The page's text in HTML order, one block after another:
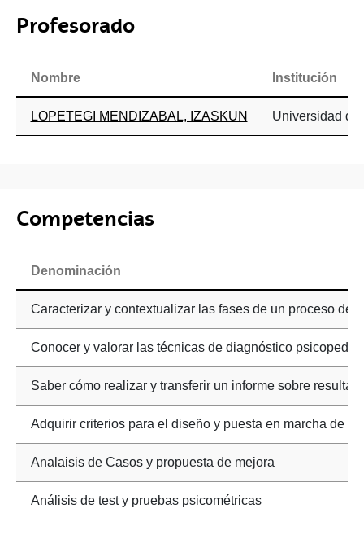
Profesorado
Nombre Institución
LOPETEGI MENDIZABAL, IZASKUN Universidad
Competencias
Denominación
Caracterizar y contextualizar las fases de un proceso de
Conocer y valorar las técnicas de diagnóstico
Saber cómo realizar y transferir un informe sobre
Adquirir criterios para el diseño y puesta en marcha de
Analaisis de Casos y propuesta de mejora
Análisis de test y pruebas psicométricas